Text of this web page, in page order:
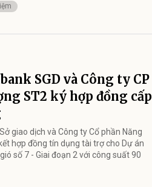
SGD và Công ty CP
ST2 ký hợp đồng cấp
giao dịch và Công ty Cổ phần Năng
hợp đồng tín dụng tài trợ cho Dự án
số 7 - Giai đoạn 2 với công suất 90